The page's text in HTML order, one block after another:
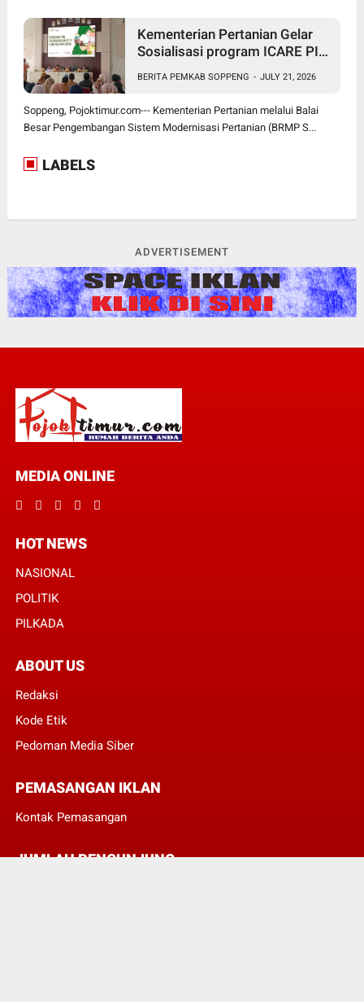
Kementerian Pertanian Gelar
Sosialisasi program ICARE PIU
BERITA PEMKAB SOPPENG - JULY 21, 2026
Soppeng, Pojoktimur.com--- Kementerian Pertanian melalui Balai
Besar Pengembangan Sistem Modernisasi Pertanian (BRMP S...
LABELS
ADVERTISEMENT
MEDIA ONLINE
HOT NEWS
NASIONAL
POLITIK
PILKADA
ABOUT US
Redaksi
Kode Etik
Pedoman Media Siber
PEMASANGAN IKLAN
Kontak Pemasangan
JUMLAH PENGUNJUNG